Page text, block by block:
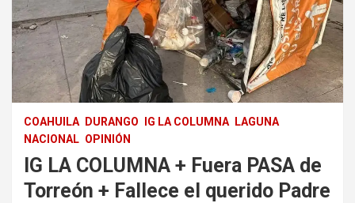
COAHUILA DURANGO IG LA COLUMNA
LAGUNA
NACIONAL OPINIÓN
IG LA COLUMNA + Fuera PASA de
Torreón + Fallece el querido Padre